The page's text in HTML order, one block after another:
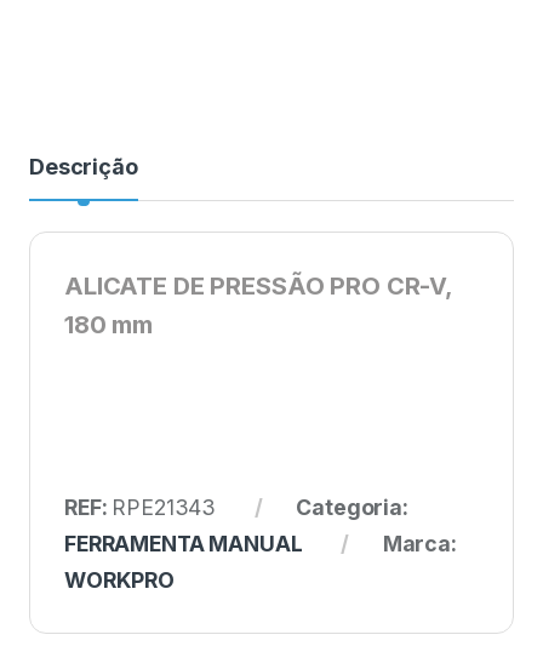
Descrição
ALICATE DE PRESSÃO PRO CR-V,
180 mm
REF: RPE21343
Categoria:
FERRAMENTA MANUAL
Marca:
WORKPRO